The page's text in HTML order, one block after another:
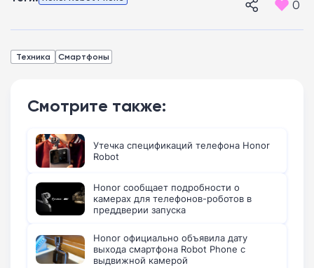
0
Техника Смартфоны
Смотрите также:
Утечка спецификаций телефона Honor
Robot
Honor сообщает подробности о
камерах для телефонов-роботов в
преддверии запуска
Honor официально объявила дату
выхода смартфона Robot Phone с
выдвижной камерой